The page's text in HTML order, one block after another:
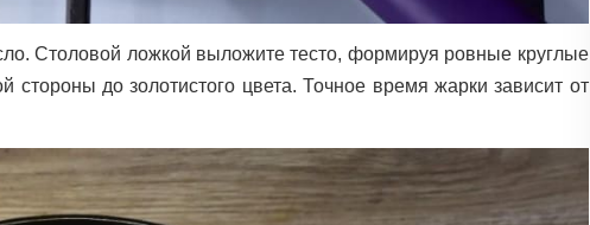
Столовой ложкой выложите тесто, формируя ровные круглые
до золотистого цвета. Точное время жарки зависит от